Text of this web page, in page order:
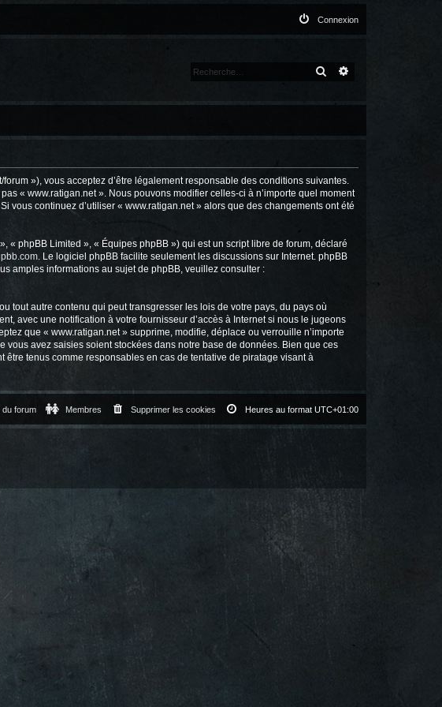
Connexion
RECHERCHER
»), vous acceptez d’être légalement responsable des conditions suivantes.
« www.ratigan.net ». Nous pouvons modifier celles-ci à n’importe quel moment
vous continuez d’utiliser « www.ratigan.net » alors que des changements ont été
« phpBB Limited », « Équipes phpBB ») qui est un script libre de forum, déclaré
. Le logiciel phpBB facilite seulement les discussions sur Internet. phpBB
amples informations au sujet de phpBB, veuillez consulter :
tout autre contenu qui peut transgresser les lois de votre pays, du pays où
avec une notification à votre fournisseur d’accès à Internet si nous le jugeons
que « www.ratigan.net » supprime, modifie, déplace ou verrouille n’importe
avez saisies soient stockées dans notre base de données. Bien que ces
tenus comme responsables en cas de tentative de piratage visant à
Heures au format UTC+01:00
Supprimer les cookies
Membres
du forum